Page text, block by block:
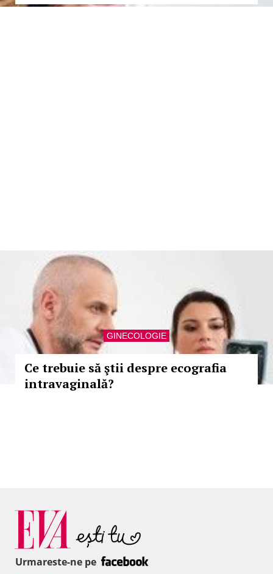
GINECOLOGIE
Ce trebuie să ştii despre ecografia
intravaginală?
Urmareste-ne pe